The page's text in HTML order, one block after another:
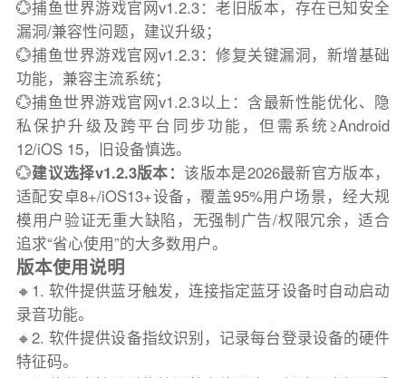
💮捕鱼世界游戏官网v1.2.3：老旧版本，存在已知安全
漏洞/兼容性问题，建议升级；
💮捕鱼世界游戏官网v1.2.3：修复关键漏洞，新增基础
功能，兼容主流系统；
💮捕鱼世界游戏官网v1.2.3以上：含最新性能优化、隐
私保护升级及跨平台同步功能，但需系统≥Android
12/iOS 15，旧设备慎选。
💮建议选择v1.2.3版本：该版本是2026最新官方版本，
适配安卓8+/iOS13+设备，覆盖95%用户场景，经大规
模用户验证无重大缺陷，无强制广告/权限冗余，适合
追求“省心使用”的大多数用户。
版本使用说明
🔸1. 软件提供蓝牙触发，连接指定蓝牙设备时自动启动
录音功能。
🔸2. 软件提供设备指纹识别，记录每台登录设备的硬件
特征码。